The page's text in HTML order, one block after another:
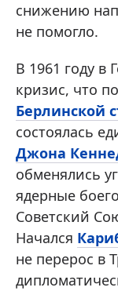
снижению
не помогло.
В 1961 году в
кризис, что
Берлинской
состоялась
Джона
обменялись
ядерные
Советский
Начался
не перерос в